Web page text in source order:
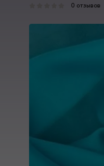
0 отзывов